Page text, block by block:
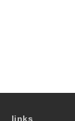
links